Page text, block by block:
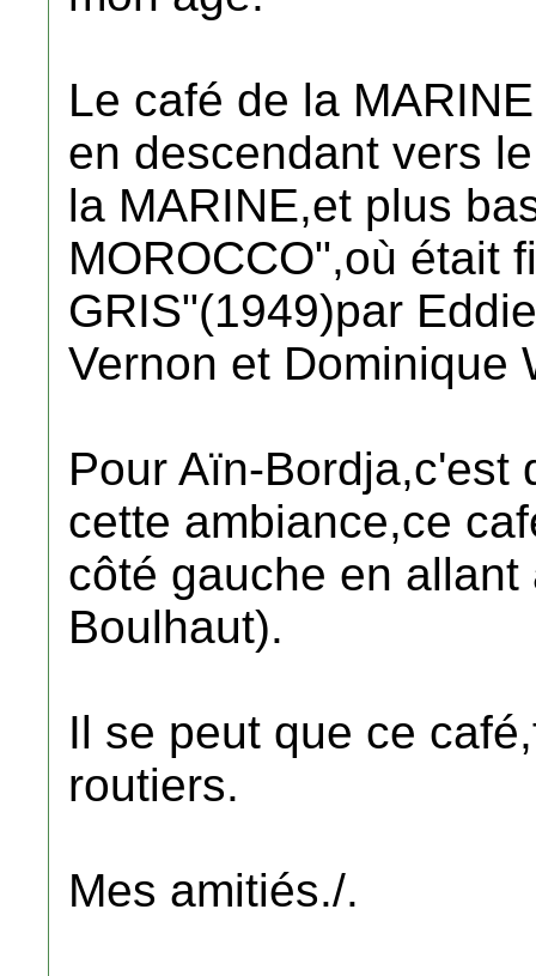
Le café de la
en descendant vers
la MARINE,et plus
MOROCCO",où était
GRIS"(1949)par
Vernon et Dominique
Pour Aïn-Bordja,c'est
cette ambiance,ce
côté gauche en
Boulhaut).
Il se peut que ce
routiers.
Mes amitiés./.